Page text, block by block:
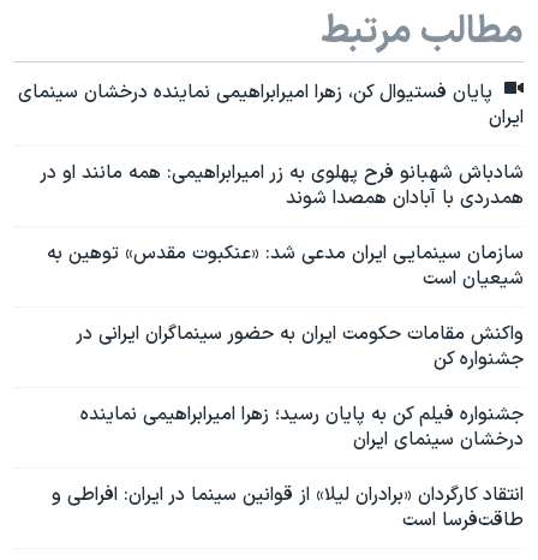
مطالب مرتبط
پایان فستیوال کن، زهرا امیرابراهیمی نماینده درخشان سینمای
ایران
شادباش شهبانو فرح پهلوی به زر امیرابراهیمی: همه مانند او در
همدردی با آبادان همصدا شوند
سازمان سینمایی ایران مدعی شد: «عنکبوت مقدس» توهین به
شیعیان است
واکنش مقامات حکومت ایران به حضور سینماگران ایرانی در
جشنواره کن
جشنواره فیلم کن به پایان رسید؛ زهرا امیرابراهیمی نماینده
درخشان سینمای ایران
انتقاد کارگردان «برادران لیلا» از قوانین سینما در ایران: افراطی و
طاقت‌فرسا است